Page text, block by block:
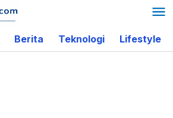
Berita Teknologi Lifestyle